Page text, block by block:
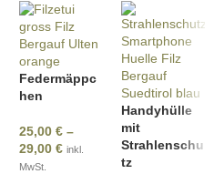
Federmäppc
hen
25,00 € –
29,00 € inkl.
MwSt.
Handyhülle
mit
Strahlenschu
tz